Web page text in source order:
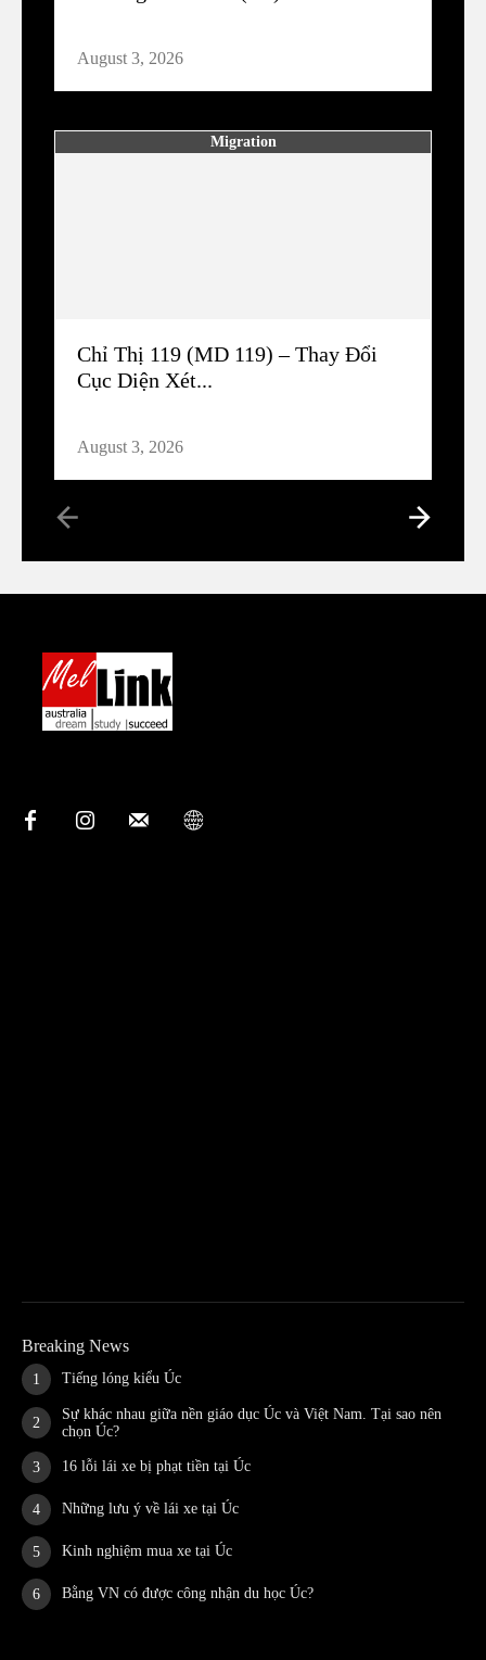
August 3, 2026
Migration
Chỉ Thị 119 (MD 119) – Thay Đổi
Cục Diện Xét...
August 3, 2026
Breaking News
Tiếng lóng kiểu Úc
Sự khác nhau giữa nền giáo dục Úc và Việt Nam. Tại sao nên
chọn Úc?
16 lỗi lái xe bị phạt tiền tại Úc
Những lưu ý về lái xe tại Úc
Kinh nghiệm mua xe tại Úc
Bằng VN có được công nhận du học Úc?